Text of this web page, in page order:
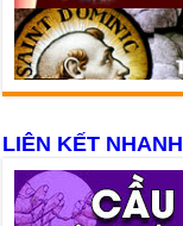
LIÊN KẾT NHANH